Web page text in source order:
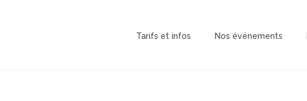
Tarifs et infos Nos événements